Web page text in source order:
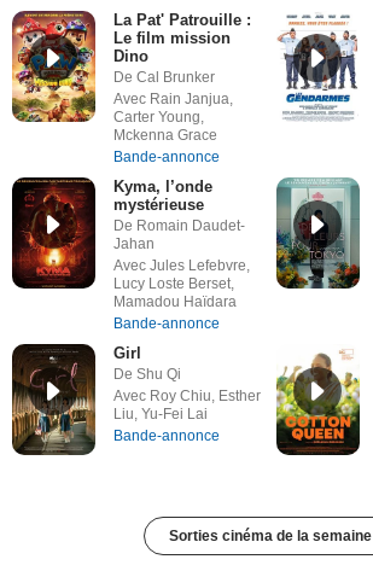
La Pat' Patrouille :
Le film mission
Dino
De Cal Brunker
Avec Rain Janjua,
Carter Young,
Mckenna Grace
Bande-annonce
Kyma, l’onde
mystérieuse
De Romain Daudet-
Jahan
Avec Jules Lefebvre,
Lucy Loste Berset,
Mamadou Haïdara
Bande-annonce
Girl
De Shu Qi
Avec Roy Chiu, Esther
Liu, Yu-Fei Lai
Bande-annonce
Sorties cinéma de la semaine